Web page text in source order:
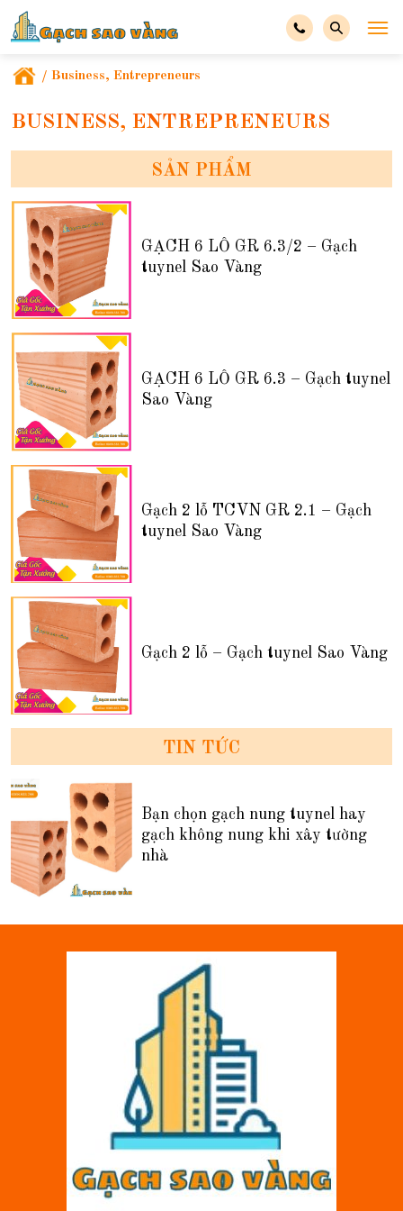
/ Business, Entrepreneurs
BUSINESS, ENTREPRENEURS
SẢN PHẨM
GẠCH 6 LỖ GR 6.3/2 – Gạch
tuynel Sao Vàng
GẠCH 6 LỖ GR 6.3 – Gạch tuynel
Sao Vàng
Gạch 2 lỗ TCVN GR 2.1 – Gạch
tuynel Sao Vàng
Gạch 2 lỗ – Gạch tuynel Sao Vàng
TIN TỨC
Bạn chọn gạch nung tuynel hay
gạch không nung khi xây tường
nhà